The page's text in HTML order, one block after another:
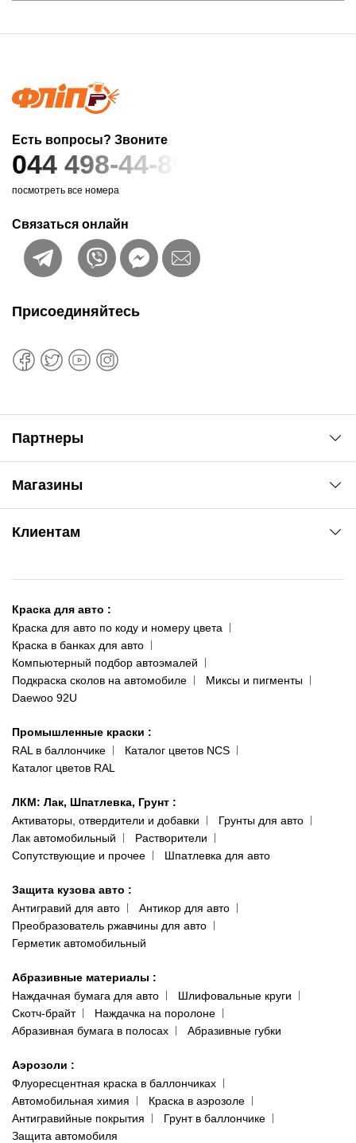
Есть вопросы? Звоните
044 498-44-89
посмотреть все номера
Связаться онлайн
Магазины
ул. Рабочая, 2-а
093 611-39-23
(ориентир: Интайм №40)
Одесса
пр-т Акад. Глушко, 29
066 554-97-70
Клиентам
Доставка и оплата
Сотрудничество
Наши публикации
Публичная оферта
Политика конфиденциальности
Присоединяйтесь
Партнеры
Сервис колористам
Краска для авто :
Краска для авто по коду и номеру цвета
Краска в банках для авто
Компьютерный подбор автоэмалей
Подкраска сколов на автомобиле
Миксы и пигменты
Daewoo 92U
Промышленные краски :
RAL в баллончике
Каталог цветов NCS
Каталог цветов RAL
ЛКМ: Лак, Шпатлевка, Грунт :
Активаторы, отвердители и добавки
Грунты для авто
Лак автомобильный
Растворители
Сопутствующие и прочее
Шпатлевка для авто
Защита кузова авто :
Антигравий для авто
Антикор для авто
Преобразователь ржавчины для авто
Герметик автомобильный
Абразивные материалы :
Наждачная бумага для авто
Шлифовальные круги
Скотч-брайт
Наждачка на поролоне
Абразивная бумага в полосах
Абразивные губки
Аэрозоли :
Флуоресцентная краска в баллончиках
Автомобильная химия
Краска в аэрозоле
Антигравийные покрытия
Грунт в баллончике
Защита автомобиля